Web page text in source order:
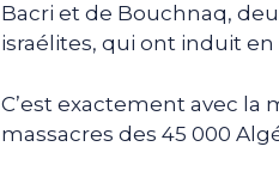
Bacri et de Bouchnaq,
israélites, qui ont induit en
C’est exactement avec
massacres des 45 000